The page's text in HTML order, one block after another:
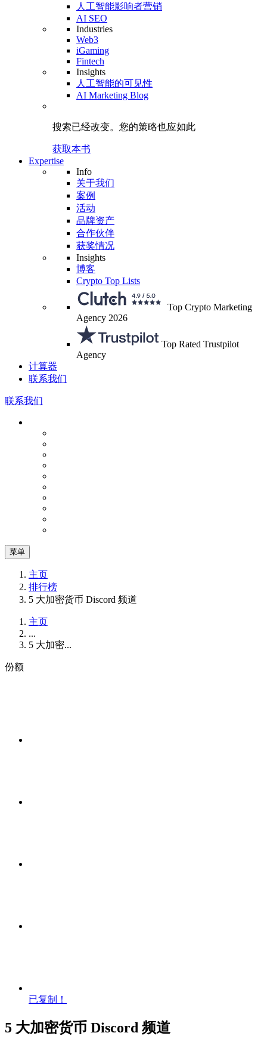
人工智能影响者营销
AI SEO
Industries
Web3
iGaming
Fintech
Insights
人工智能的可见性
AI Marketing Blog
搜索已经改变。 您的策略也应如此
获取本书
Expertise
Info
关于我们
案例
活动
品牌资产
合作伙伴
获奖情况
Insights
博客
Crypto Top Lists
Top Crypto Marketing
Agency 2026
Top Rated Trustpilot
Agency
计算器
联系我们
联系我们
菜单
主页
排行榜
5 大加密货币 Discord 频道
主页
...
5 大加密...
份额
已复制！
5 大加密货币 Discord 频道